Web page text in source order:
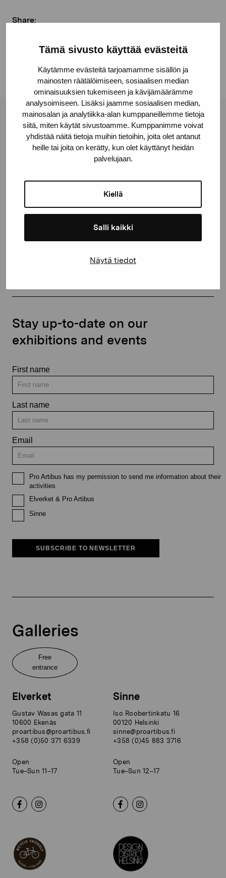
Tämä sivusto käyttää evästeitä
Käytämme evästeitä tarjoamamme sisällön ja
mainosten räätälöimiseen, sosiaalisen median
ominaisuuksien tukemiseen ja kävijämäärämme
analysoimiseen. Lisäksi jaamme sosiaalisen median,
mainosalan ja analytiikka-alan kumppaneillemme tietoja
siitä, miten käytät sivustoamme. Kumppanimme voivat
yhdistää näitä tietoja muihin tietoihin, joita olet antanut
heille tai joita on kerätty, kun olet käyttänyt heidän
palvelujaan.
Kiellä
Salli kaikki
Näytä tiedot
Share:
Linkedin
Pro Artibus Foundation
proartibus@proartibus.fi
Stay up-to-date on our
exhibitions and events
First name
Last name
Email
Pro Artibus has my permission to send me information about their
activities
Elverket & Pro Artibus
Sinne
SUBSCRIBE TO NEWSLETTER
Galleries
Free
entrance
Elverket
Gustav Wasas gata 11
10600 Ekenäs
proartibus@proartibus.fi
+358 (0)50 371 6339
Open
Tue–Sun 11–17
Sinne
Iso Roobertinkatu 16
00120 Helsinki
sinne@proartibus.fi
+358 (0)45 883 3716
Open
Tue–Sun 12–17